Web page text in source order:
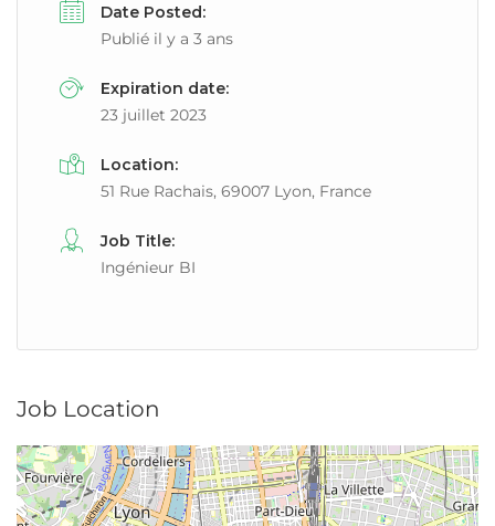
Date Posted:
Publié il y a 3 ans
Expiration date:
23 juillet 2023
Location:
51 Rue Rachais, 69007 Lyon, France
Job Title:
Ingénieur BI
Job Location